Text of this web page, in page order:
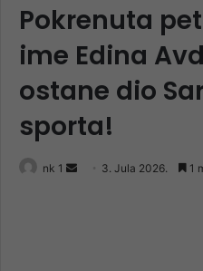
Pokrenuta
ime Edina
ostane dio
sporta!
nk 1
Send 3. Jula 2026. 1